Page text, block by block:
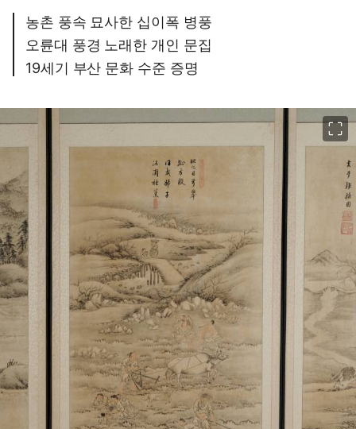
농촌 풍속 묘사한 십이폭 병풍
오륜대 풍경 노래한 개인 문집
19세기 부산 문화 수준 증명